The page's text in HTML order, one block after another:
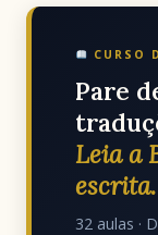
CURSO
Pare
Leia a
escrita.
32 aulas ·